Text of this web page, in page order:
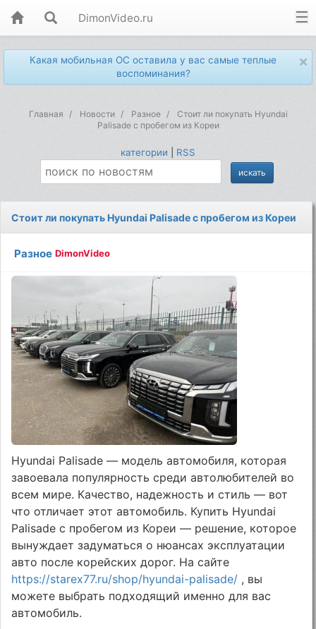
DimonVideo.ru
×
Какая мобильная ОС оставила у вас самые теплые
воспоминания?
Главная Новости Разное
Стоит ли покупать Hyundai
Palisade с пробегом из Кореи
категории RSS
Стоит ли покупать Hyundai Palisade с пробегом из Кореи
Разное DimonVideo
Hyundai Palisade — модель автомобиля, которая
завоевала популярность среди автолюбителей во
всем мире. Качество, надежность и стиль — вот
что отличает этот автомобиль. Купить Hyundai
Palisade с пробегом из Кореи — решение, которое
вынуждает задуматься о нюансах эксплуатации
авто после корейских дорог. На сайте
https://starex77.ru/shop/hyundai-palisade/ , вы
можете выбрать подходящий именно для вас
автомобиль.